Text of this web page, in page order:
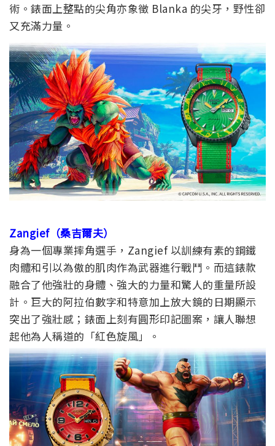
術。錶面上整點的尖角亦象徵 Blanka 的尖牙，野性卻
又充滿力量。
Zangief（桑吉爾夫）
身為一個專業摔角選手，Zangief 以訓練有素的鋼鐵
肉體和引以為傲的肌肉作為武器進行戰鬥。而這錶款
融合了他強壯的身體、強大的力量和驚人的重量所設
計。巨大的阿拉伯數字和特意加上放大鏡的日期顯示
突出了強壯感；錶面上刻有圓形印記圖案，讓人聯想
起他為人稱道的「紅色旋風」。